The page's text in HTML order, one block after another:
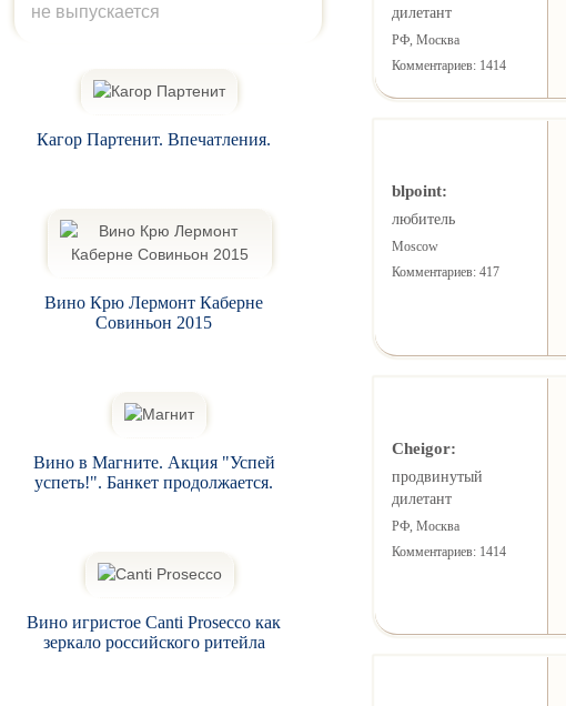
дилетант
РФ, Москва
Комментариев: 1414
blpoint:
любитель
Moscow
Комментариев: 417
Cheigor:
продвинутый
дилетант
РФ, Москва
Комментариев: 1414
не выпускается
Кагор Партенит. Впечатления.
Вино Крю Лермонт Каберне
Совиньон 2015
Вино в Магните. Акция "Успей
успеть!". Банкет продолжается.
Вино игристое Canti Prosecco как
зеркало российского ритейла